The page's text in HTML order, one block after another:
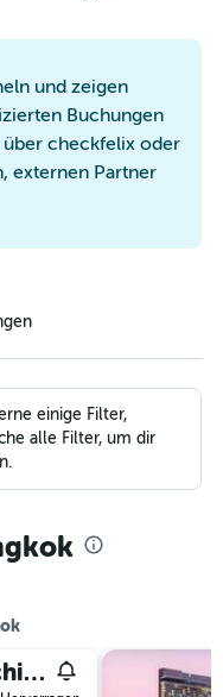
und zeigen
Buchungen
checkfelix oder
externen Partner
einige Filter,
alle Filter, um dir
Royal Orchid Sheraton Riverside Hotel Bangkok